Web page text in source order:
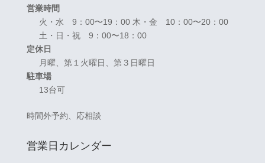
営業時間
火・水 9：00〜19：00 木・金 10：00〜20：00
土・日・祝 9：00〜18：00
定休日
月曜、第１火曜日、第３日曜日
駐車場
13台可
時間外予約、応相談
営業日カレンダー